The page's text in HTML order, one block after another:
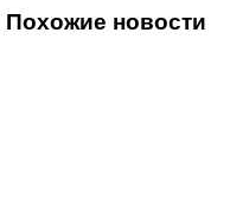
Похожие новости